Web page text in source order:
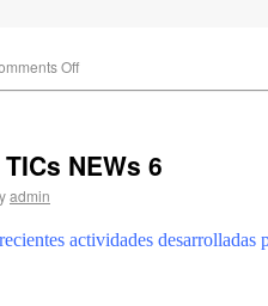
Off
NEWs 6
admin
actividades desarrolladas